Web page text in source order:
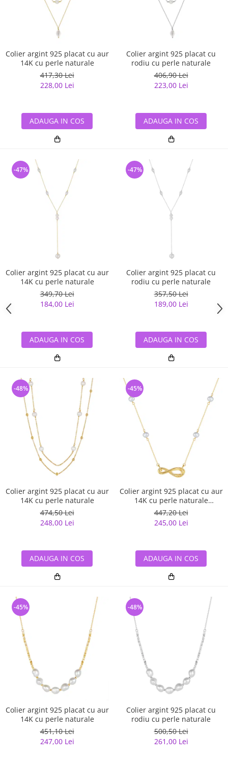
Colier argint 925 placat cu aur
14K cu perle naturale
417,30 Lei
228,00 Lei
ADAUGA IN COS
Colier argint 925 placat cu
rodiu cu perle naturale
406,90 Lei
223,00 Lei
ADAUGA IN COS
Colier argint 925 placat cu aur
14K cu perle naturale
349,70 Lei
184,00 Lei
-47%
ADAUGA IN COS
Colier argint 925 placat cu
rodiu cu perle naturale
357,50 Lei
189,00 Lei
-47%
ADAUGA IN COS
Colier argint 925 placat cu aur
14K cu perle naturale
474,50 Lei
248,00 Lei
-48%
ADAUGA IN COS
Colier argint 925 placat cu aur
14K cu perle naturale
INFINITE LOVE
447,20 Lei
245,00 Lei
-45%
ADAUGA IN COS
Colier argint 925 placat cu aur
14K cu perle naturale
451,10 Lei
247,00 Lei
-45%
Colier argint 925 placat cu
rodiu cu perle naturale
500,50 Lei
261,00 Lei
-48%